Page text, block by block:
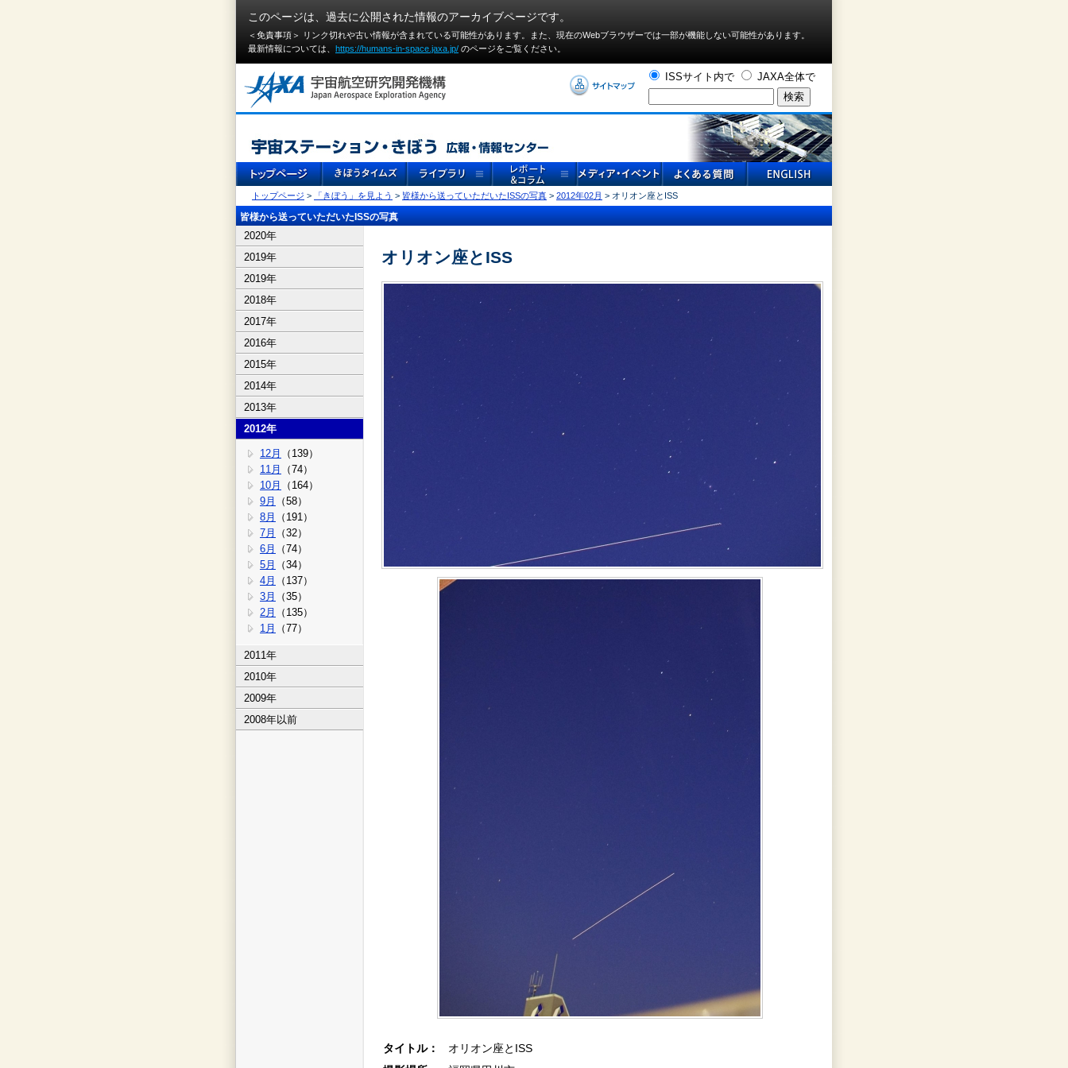
このページは、過去に公開された情報のアーカイブページです。
＜免責事項＞ リンク切れや古い情報が含まれている可能性があります。また、現在のWebブラウザーでは⼀部が機能しない可能性があります。
最新情報については、 https://humans-in-space.jaxa.jp/ のページをご覧ください。
ISSサイト内で JAXA全体で
トップページ > 「きぼう」を見よう > 皆様から送っていただいたISSの写真 > 2012年02月 > オリオン座とISS
皆様から送っていただいたISSの写真
2020年
2019年
2019年
2018年
2017年
2016年
2015年
2014年
2013年
2012年
12月
（139）
11月
（74）
10月
（164）
9月
（58）
8月
（191）
7月
（32）
6月
（74）
5月
（34）
4月
（137）
3月
（35）
2月
（135）
1月
（77）
2011年
2010年
2009年
2008年以前
オリオン座とISS
タイトル：
オリオン座とISS